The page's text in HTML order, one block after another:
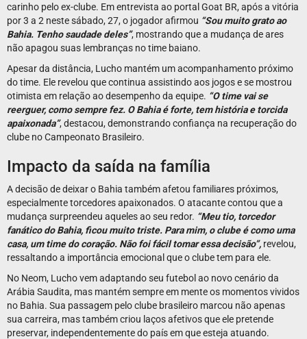
carinho pelo ex-clube. Em entrevista ao portal Goat BR, após a vitória
por 3 a 2 neste sábado, 27, o jogador afirmou “Sou muito grato ao
Bahia. Tenho saudade deles”, mostrando que a mudança de ares
não apagou suas lembranças no time baiano.
Apesar da distância, Lucho mantém um acompanhamento próximo
do time. Ele revelou que continua assistindo aos jogos e se mostrou
otimista em relação ao desempenho da equipe. “O time vai se
reerguer, como sempre fez. O Bahia é forte, tem história e torcida
apaixonada”, destacou, demonstrando confiança na recuperação do
clube no Campeonato Brasileiro.
Impacto da saída na família
A decisão de deixar o Bahia também afetou familiares próximos,
especialmente torcedores apaixonados. O atacante contou que a
mudança surpreendeu aqueles ao seu redor. “Meu tio, torcedor
fanático do Bahia, ficou muito triste. Para mim, o clube é como uma
casa, um time do coração. Não foi fácil tomar essa decisão”, revelou,
ressaltando a importância emocional que o clube tem para ele.
No Neom, Lucho vem adaptando seu futebol ao novo cenário da
Arábia Saudita, mas mantém sempre em mente os momentos vividos
no Bahia. Sua passagem pelo clube brasileiro marcou não apenas
sua carreira, mas também criou laços afetivos que ele pretende
preservar, independentemente do país em que esteja atuando.